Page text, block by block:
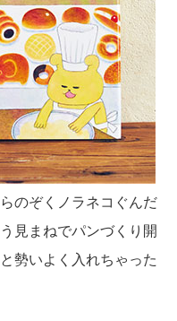
のぞくノラネコぐんだ
見まねでパンづくり開
勢いよく入れちゃった